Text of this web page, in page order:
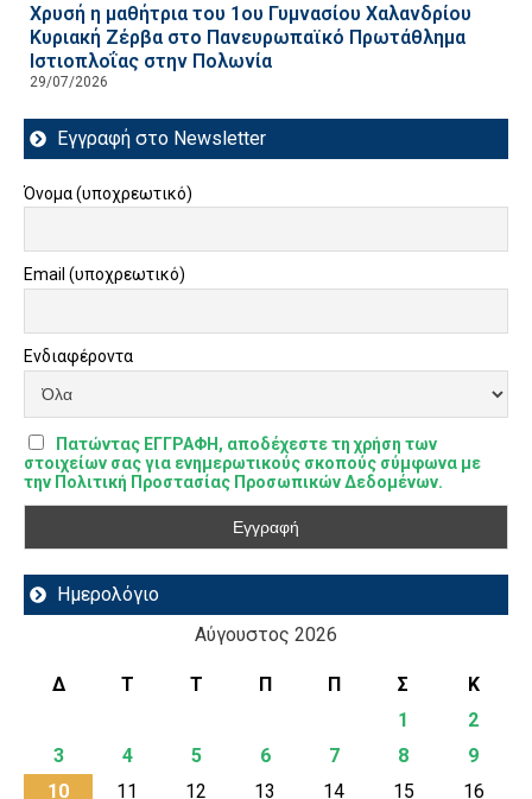
Χρυσή η μαθήτρια του 1ου Γυμνασίου Χαλανδρίου
Κυριακή Ζέρβα στο Πανευρωπαϊκό Πρωτάθλημα
Ιστιοπλοΐας στην Πολωνία
29/07/2026
Εγγραφή στο Newsletter
Όνομα (υποχρεωτικό)
Email (υποχρεωτικό)
Ενδιαφέροντα
Πατώντας ΕΓΓΡΑΦΗ, αποδέχεστε τη χρήση των
στοιχείων σας για ενημερωτικούς σκοπούς σύμφωνα με
την Πολιτική Προστασίας Προσωπικών Δεδομένων.
Ημερολόγιο
Αύγουστος 2026
Δ Τ Τ Π Π Σ
Κ
1
2
3
4 5 6 7 8
9
10
11 12 13 14 15
16